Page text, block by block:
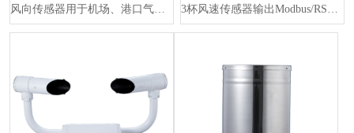
风向传感器用于机场、港口气象站输出Modbus/RS485/Analo··· 3杯风速传感器输出Modbus/RS485/Analog/0-5V/4···